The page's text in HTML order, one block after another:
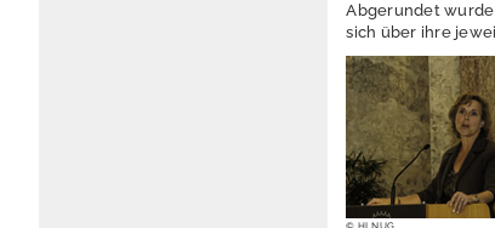
Abgerundet
sich über ihre
© HLNUG